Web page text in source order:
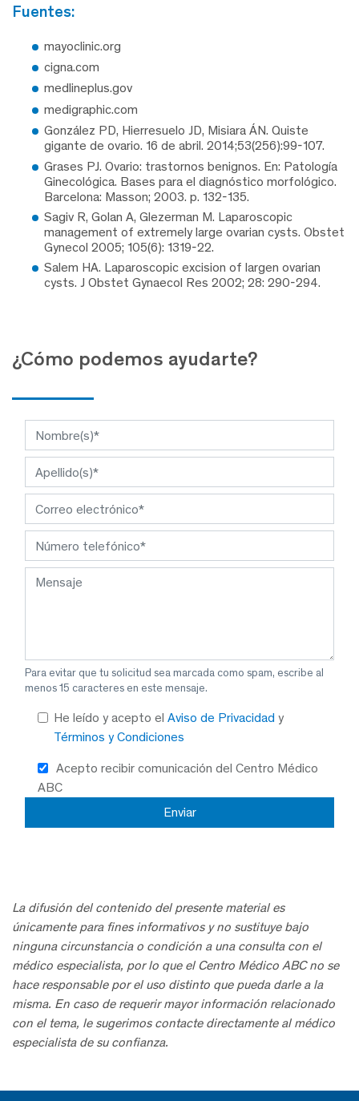
fuentes:
mayoclinic.org
cigna.com
medlineplus.gov
medigraphic.com
González PD, Hierresuelo JD, Misiara ÁN. Quiste
gigante de ovario. 16 de abril. 2014;53(256):99-107.
Grases PJ. Ovario: trastornos benignos. En: Patología
Ginecológica. Bases para el diagnóstico morfológico.
Barcelona: Masson; 2003. p. 132-135.
Sagiv R, Golan A, Glezerman M. Laparoscopic
management of extremely large ovarian cysts. Obstet
Gynecol 2005; 105(6): 1319-22.
Salem HA. Laparoscopic excision of largen ovarian
cysts. J Obstet Gynaecol Res 2002; 28: 290-294.
¿Cómo podemos ayudarte?
Para evitar que tu solicitud sea marcada como spam, escribe al
menos 15 caracteres en este mensaje.
He leído y acepto el Aviso de Privacidad y
Términos y Condiciones
Acepto recibir comunicación del Centro Médico
ABC
La difusión del contenido del presente material es
únicamente para fines informativos y no sustituye bajo
ninguna circunstancia o condición a una consulta con el
médico especialista, por lo que el Centro Médico ABC no se
hace responsable por el uso distinto que pueda darle a la
misma. En caso de requerir mayor información relacionado
con el tema, le sugerimos contacte directamente al médico
especialista de su confianza.